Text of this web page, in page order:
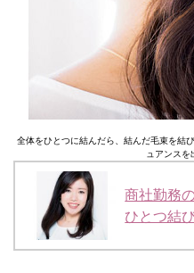
全体をひとつに結んだら、結んだ毛束を結
ュアンスを
商社勤務
ひとつ結